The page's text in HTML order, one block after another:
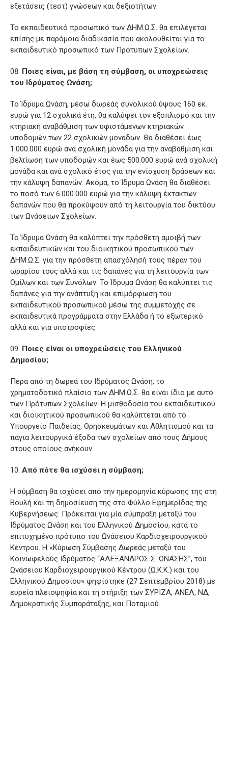
εξετάσεις (τεστ) γνώσεων και δεξιοτήτων.
Το εκπαιδευτικό προσωπικό των ΔΗΜ.Ω.Σ. θα επιλέγεται
επίσης με παρόμοια διαδικασία που ακολουθείται για το
εκπαιδευτικό προσωπικό των Πρότυπων Σχολείων.
Ποιες είναι, με βάση τη σύμβαση, οι υποχρεώσεις
του Ιδρύματος Ωνάση;
Το Ίδρυμα Ωνάση, μέσω δωρεάς συνολικού ύψους 160 εκ.
ευρώ για 12 σχολικά έτη, θα καλύψει τον εξοπλισμό και την
κτηριακή αναβάθμιση των υφιστάμενων κτηριακών
υποδομών των 22 σχολικών μονάδων. Θα διαθέσει έως
1.000.000 ευρώ ανά σχολική μονάδα για την αναβάθμιση και
βελτίωση των υποδομών και έως 500.000 ευρώ ανά σχολική
μονάδα και ανά σχολικό έτος για την ενίσχυση δράσεων και
την κάλυψη δαπανών. Ακόμα, το Ίδρυμα Ωνάση θα διαθέσει
το ποσό των 6.000.000 ευρώ για την κάλυψη έκτακτων
δαπανών που θα προκύψουν από τη λειτουργία του δικτύου
των Ωνάσειων Σχολείων.
Το Ίδρυμα Ωνάση θα καλύπτει την πρόσθετη αμοιβή των
εκπαιδευτικών και του διοικητικού προσωπικού των
ΔΗΜ.Ω.Σ. για την πρόσθετη απασχόλησή τους πέραν του
ωραρίου τους αλλά και τις δαπάνες για τη λειτουργία των
Ομίλων και των Συνόλων. Το Ίδρυμα Ωνάση θα καλύπτει τις
δαπάνες για την ανάπτυξη και επιμόρφωση του
εκπαιδευτικού προσωπικού μέσω της συμμετοχής σε
εκπαιδευτικά προγράμματα στην Ελλάδα ή το εξωτερικό
αλλά και για υποτροφίες.
Ποιες είναι οι υποχρεώσεις του Ελληνικού
Δημοσίου;
Πέρα από τη δωρεά του Ιδρύματος Ωνάση, το
χρηματοδοτικό πλαίσιο των ΔΗΜ.Ω.Σ. θα είναι ίδιο με αυτό
των Πρότυπων Σχολείων. Η μισθοδοσία του εκπαιδευτικού
και διοικητικού προσωπικού θα καλύπτεται από το
Υπουργείο Παιδείας, Θρησκευμάτων και Αθλητισμού και τα
πάγια λειτουργικά έξοδα των σχολείων από τους Δήμους
στους οποίους ανήκουν.
Από πότε θα ισχύσει η σύμβαση;
Η σύμβαση θα ισχύσει από την ημερομηνία κύρωσης της στη
Βουλή και τη δημοσίευση της στο Φύλλο Εφημερίδας της
Κυβερνήσεως. Πρόκειται για μία σύμπραξη μεταξύ του
Ιδρύματος Ωνάση και του Ελληνικού Δημοσίου, κατά το
επιτυχημένο πρότυπο του Ωνάσειου Καρδιοχειρουργικού
Κέντρου. Η «Κύρωση Σύμβασης Δωρεάς μεταξύ του
Κοινωφελούς Ιδρύματος “ΑΛΕΞΑΝΔΡΟΣ Σ. ΩΝΑΣΗΣ”, του
Ωνάσειου Καρδιοχειρουργικού Κέντρου (Ω.Κ.Κ.) και του
Ελληνικού Δημοσίου» ψηφίστηκε (27 Σεπτεμβρίου 2018) με
ευρεία πλειοψηφία και τη στήριξη των ΣΥΡΙΖΑ, ΑΝΕΛ, ΝΔ,
Δημοκρατικής Συμπαράταξης, και Ποταμιού.